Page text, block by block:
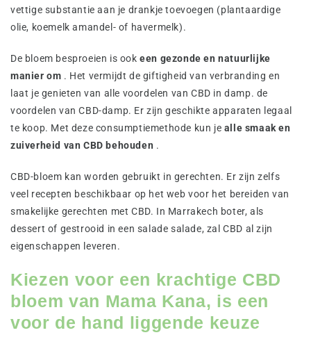
vettige substantie aan je drankje toevoegen (plantaardige
olie, koemelk amandel- of havermelk).
De bloem besproeien is ookeen gezonde en natuurlijke
manier om . Het vermijdt de giftigheid van verbranding en
laat je genieten van alle voordelen van CBD in damp. de
voordelen van CBD-damp. Er zijn geschikte apparaten legaal
te koop. Met deze consumptiemethode kun je alle smaak en
zuiverheid van CBD behouden .
CBD-bloem kan worden gebruikt in gerechten. Er zijn zelfs
veel recepten beschikbaar op het web voor het bereiden van
smakelijke gerechten met CBD. In Marrakech boter, als
dessert of gestrooid in een salade salade, zal CBD al zijn
eigenschappen leveren.
Kiezen voor een krachtige CBD
bloem van Mama Kana, is een
voor de hand liggende keuze